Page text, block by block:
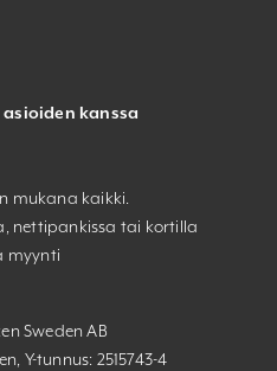
kanssa
mukana kaikki.
nettipankissa tai kortilla
myynti
Sweden AB
Y-tunnus: 2515743-4